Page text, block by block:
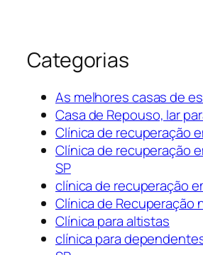
Categorias
As melhores casas de
Casa de Repouso, lar
Clínica de recuperação
Clínica de recuperação
SP
clínica de recuperação
Clínica de Recuperação
Clínica para altistas
clínica para